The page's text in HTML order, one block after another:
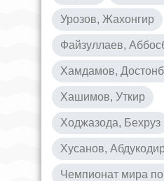
Урозов, Жахонгир
Файзуллаев,
Хамдамов,
Хашимов, Уткир
Ходжазода, Бехруз
Хусанов,
Чемпионат мира